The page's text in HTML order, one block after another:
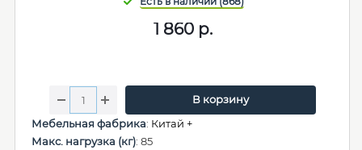
1 860р.
В корзину
Мебельная фабрика: Китай +
Макс. нагрузка (кг): 85